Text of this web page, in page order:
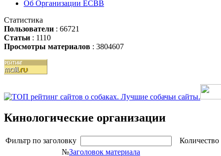
Об Организации ЕСВВ
Статистика
Пользователи : 66721
Статьи : 1110
Просмотры материалов : 3804607
Кинологические организации
Фильтр по заголовку
Количество
№Заголовок материала